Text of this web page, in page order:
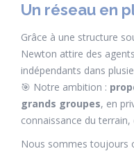
Un réseau en
Grâce à une structure
Newton attire des
indépendants dans
🎯 Notre ambition :
grands groupes, en
connaissance du
Nous sommes toujours